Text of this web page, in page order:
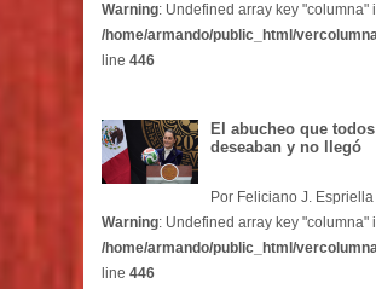
Warning: Undefined array key "columna"
/home/armando/public_html/
line 446
El abucheo que todos
deseaban y no llegó
Por Feliciano J. Espriella
Warning: Undefined array key "columna"
/home/armando/public_html/
line 446